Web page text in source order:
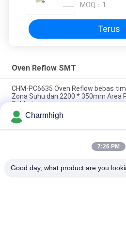
MOQ： 1
Terus
Oven Reflow SMT
CHM-PC6635 Oven Reflow bebas
Zona Suhu dan 2200 * 350mm Area
Soldering
CHM-F830 Oven Reflow SMT Vertikal
Solder Udara Panas 1400*300mm
CHM-6635 Oven Reflow 6 Zona
Charmhigh
7:26 PM
Good day, what product are you